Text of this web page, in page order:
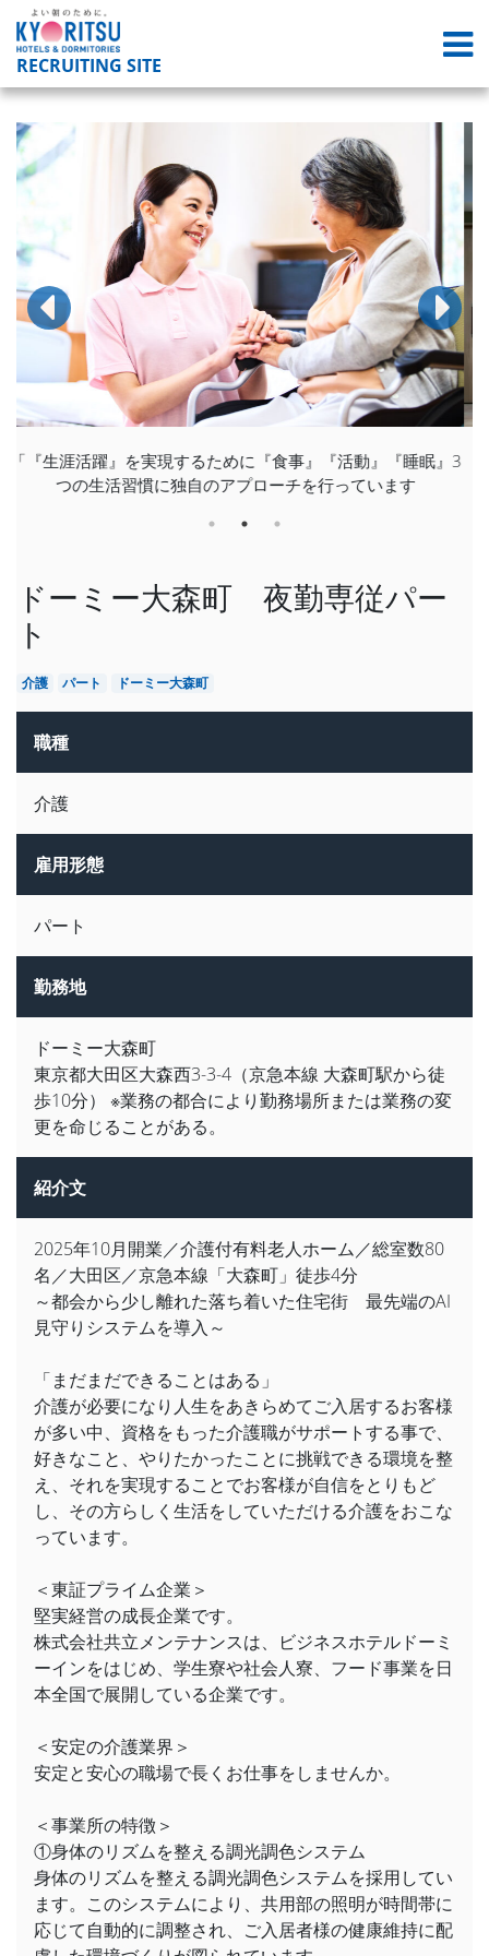
RECRUITING SITE
3 明るい雰囲気のスタッフルーム
ドーミー大森町 夜勤専従パー
ト
介護 パート ドーミー大森町
職種
介護
雇用形態
パート
勤務地
ドーミー大森町
東京都大田区大森西3-3-4（京急本線 大森町駅から徒
歩10分） ※業務の都合により勤務場所または業務の変
更を命じることがある。
紹介文
2025年10月開業／介護付有料老人ホーム／総室数80
名／大田区／京急本線「大森町」徒歩4分
～都会から少し離れた落ち着いた住宅街 最先端のAI
見守りシステムを導入～
「まだまだできることはある」
介護が必要になり人生をあきらめてご入居するお客様
が多い中、資格をもった介護職がサポートする事で、
好きなこと、やりたかったことに挑戦できる環境を整
え、それを実現することでお客様が自信をとりもど
し、その方らしく生活をしていただける介護をおこな
っています。
＜東証プライム企業＞
堅実経営の成長企業です。
株式会社共立メンテナンスは、ビジネスホテルドーミ
ーインをはじめ、学生寮や社会人寮、フード事業を日
本全国で展開している企業です。
＜安定の介護業界＞
安定と安心の職場で長くお仕事をしませんか。
＜事業所の特徴＞
①身体のリズムを整える調光調色システム
身体のリズムを整える調光調色システムを採用してい
ます。このシステムにより、共用部の照明が時間帯に
応じて自動的に調整され、ご入居者様の健康維持に配